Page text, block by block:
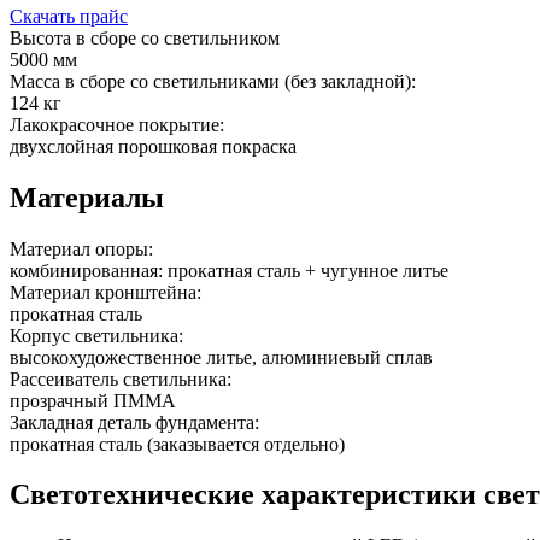
Скачать прайс
Высота в сборе со светильником
5000 мм
Масса в сборе со светильниками (без закладной):
124 кг
Лакокрасочное покрытие:
двухслойная порошковая покраска
Материалы
Материал опоры:
комбинированная: прокатная сталь + чугунное литье
Материал кронштейна:
прокатная сталь
Корпус светильника:
высокохудожественное литье, алюминиевый сплав
Рассеиватель светильника:
прозрачный ПММА
Закладная деталь фундамента:
прокатная сталь (заказывается отдельно)
Светотехнические характеристики